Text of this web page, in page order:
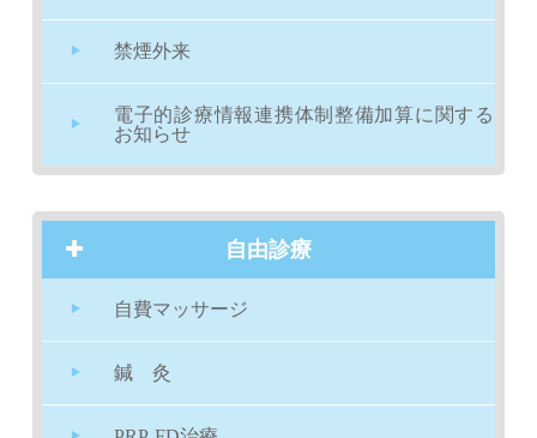
禁煙外来
電子的診療情報連携体制整備加算に関する
お知らせ
自由診療
自費マッサージ
鍼 灸